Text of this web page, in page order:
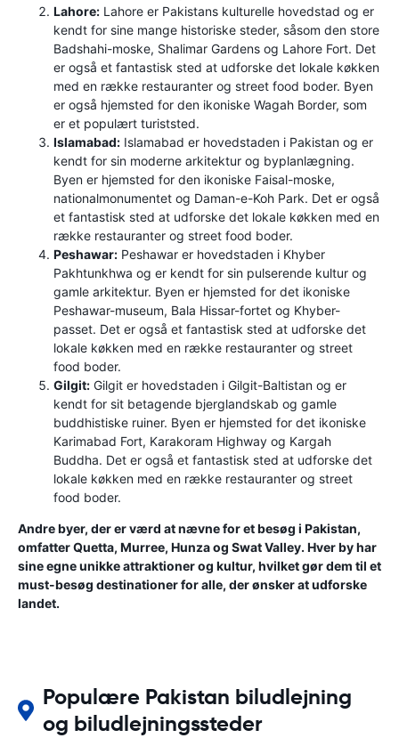
Lahore: Lahore er Pakistans kulturelle hovedstad og er
kendt for sine mange historiske steder, såsom den store
Badshahi-moske, Shalimar Gardens og Lahore Fort. Det
er også et fantastisk sted at udforske det lokale køkken
med en række restauranter og street food boder. Byen
er også hjemsted for den ikoniske Wagah Border, som
er et populært turiststed.
Islamabad: Islamabad er hovedstaden i Pakistan og er
kendt for sin moderne arkitektur og byplanlægning.
Byen er hjemsted for den ikoniske Faisal-moske,
nationalmonumentet og Daman-e-Koh Park. Det er også
et fantastisk sted at udforske det lokale køkken med en
række restauranter og street food boder.
Peshawar: Peshawar er hovedstaden i Khyber
Pakhtunkhwa og er kendt for sin pulserende kultur og
gamle arkitektur. Byen er hjemsted for det ikoniske
Peshawar-museum, Bala Hissar-fortet og Khyber-
passet. Det er også et fantastisk sted at udforske det
lokale køkken med en række restauranter og street
food boder.
Gilgit: Gilgit er hovedstaden i Gilgit-Baltistan og er
kendt for sit betagende bjerglandskab og gamle
buddhistiske ruiner. Byen er hjemsted for det ikoniske
Karimabad Fort, Karakoram Highway og Kargah
Buddha. Det er også et fantastisk sted at udforske det
lokale køkken med en række restauranter og street
food boder.
Andre byer, der er værd at nævne for et besøg i Pakistan,
omfatter Quetta, Murree, Hunza og Swat Valley. Hver by har
sine egne unikke attraktioner og kultur, hvilket gør dem til et
must-besøg destinationer for alle, der ønsker at udforske
landet.
Populære Pakistan biludlejning
og biludlejningssteder